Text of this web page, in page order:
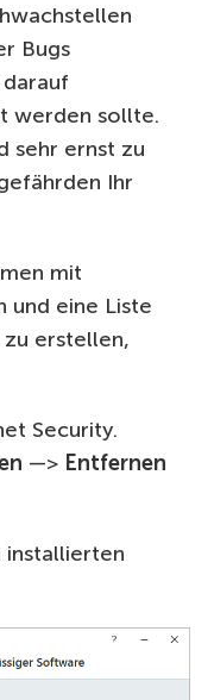
Bugs
werden sollte.
sehr ernst zu
Ihr
mit
und eine Liste
erstellen,
Security.
—> Entfernen
installierten